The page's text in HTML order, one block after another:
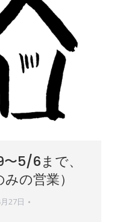
5/6まで、
の営業）
27日